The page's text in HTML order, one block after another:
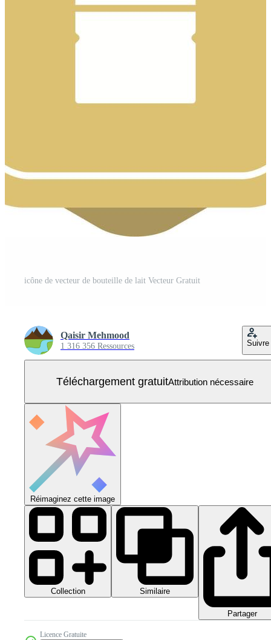
icône de vecteur de bouteille de lait Vecteur Gratuit
Qaisir Mehmood
1 316 356 Ressources Suivre
Téléchargement gratuitAttribution nécessaire
Réimaginez cette image
Collection Similaire
Partager
Licence Gratuite